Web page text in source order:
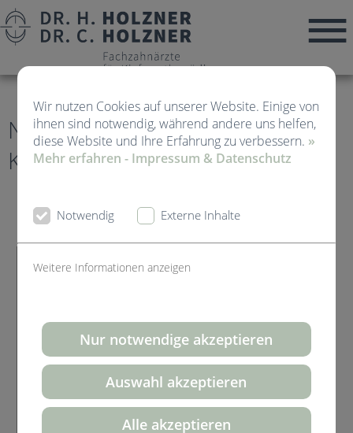
Wir nutzen Cookies auf unserer Website. Einige von
ihnen sind notwendig, während andere uns helfen,
diese Website und Ihre Erfahrung zu verbessern. »
Mehr erfahren - Impressum & Datenschutz
Notwendig Externe Inhalte
Weitere Informationen anzeigen
Nur notwendige akzeptieren
Auswahl akzeptieren
Alle akzeptieren
News von Kieferorthopädie
Kirchheim Teck